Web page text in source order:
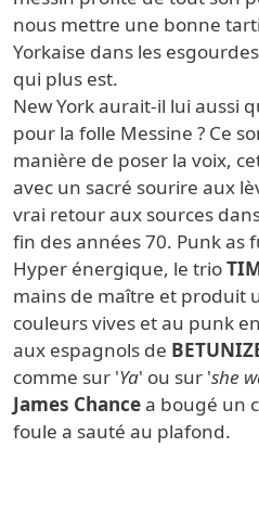
nous mettre une bonne
Yorkaise dans les
qui plus est.
New York aurait-il lui aussi
pour la folle Messine ? Ce
manière de poser la voix,
avec un sacré sourire aux
vrai retour aux sources
fin des années 70. Punk as
Hyper énergique, le trio
mains de maître et produit
couleurs vives et au punk
aux espagnols de
comme sur 'Ya' ou sur 'she
James Chancea bougé un
foule a sauté au plafond.